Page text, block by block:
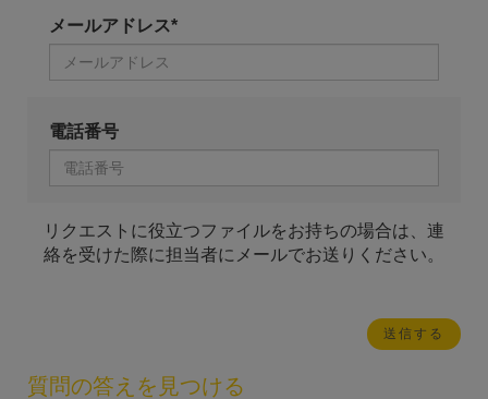
メールアドレス*
電話番号
リクエストに役立つファイルをお持ちの場合は、連
絡を受けた際に担当者にメールでお送りください。
質問の答えを見つける